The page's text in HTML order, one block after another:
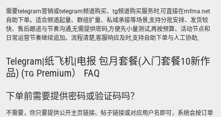
需要telegram营销或telegram频道购买、tg频道购买服务时,可直接在mfma.net
自助下单。适合频道起量、群组扩量、私域承接等场景,支持分批安排、发货较
快、售后跟进与节奏沟通,无需提供密码,方便先小量测试,再按预算、活动节点和
日常运营节奏继续追加。流程清楚,客服响应及时,支持自助下单与人工协助,
Telegram|纸飞机|电报 包月套餐(入门套餐10新作
品) (ᴛɢ Premium） FAQ
下单前需要提供密码或验证码吗？
不需要，你只要提供公开主页链接、帖子链接或对应用户名即可，系统会按订单